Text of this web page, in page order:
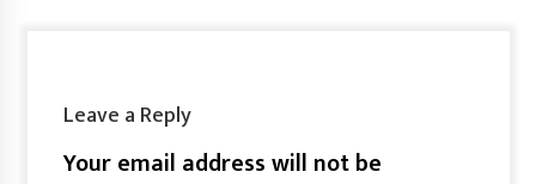
Leave a Reply
Your email address will not be